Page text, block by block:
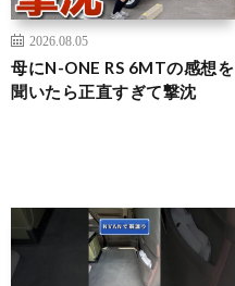
2026.08.05
母にN-ONE RS 6MTの感想を
聞いたら正直すぎて撃沈